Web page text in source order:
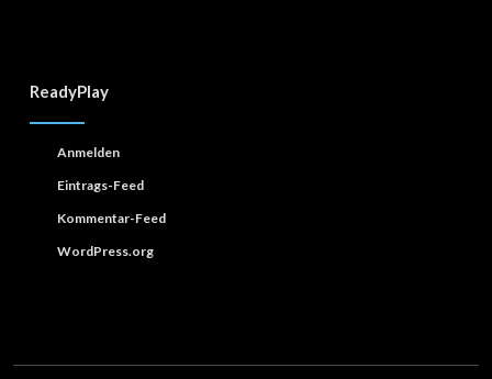
ReadyPlay
Anmelden
Eintrags-Feed
Kommentar-Feed
WordPress.org